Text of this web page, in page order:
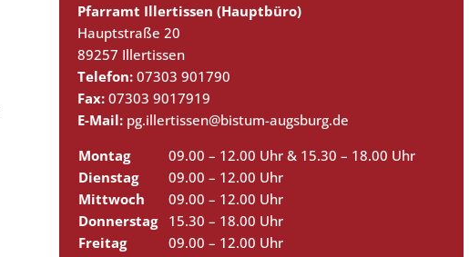
Pfarramt Illertissen (Hauptbüro)
Hauptstraße 20
89257 Illertissen
Telefon:07303 901790
Fax:07303 9017919
E-Mail: pg.illertissen@bistum-augsburg.de
Montag
09.00 – 12.00 Uhr & 15.30 – 18.00 Uhr
Dienstag
09.00 – 12.00 Uhr
Mittwoch
09.00 – 12.00 Uhr
Donnerstag
15.30 – 18.00 Uhr
Freitag
09.00 – 12.00 Uhr